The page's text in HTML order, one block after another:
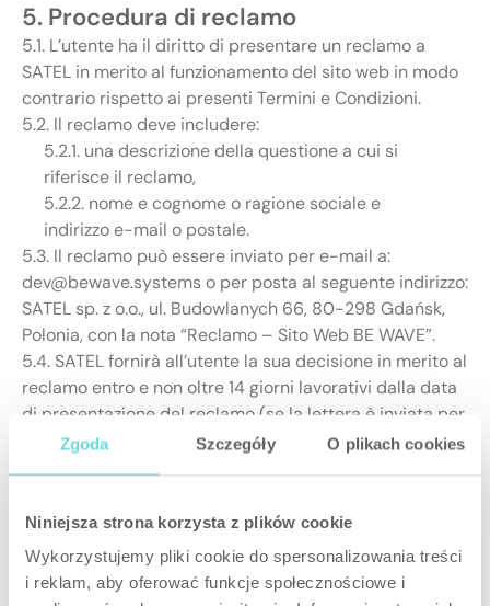
Zgoda Szczegóły O plikach cookies
Niniejsza strona korzysta z plików cookie
Wykorzystujemy pliki cookie do spersonalizowania treści
i reklam, aby oferować funkcje społecznościowe i
5. Procedura di reclamo
5.1. L’utente ha il diritto di presentare un reclamo a
SATEL in merito al funzionamento del sito web in modo
contrario rispetto ai presenti Termini e Condizioni.
5.2. Il reclamo deve includere:
5.2.1. una descrizione della questione a cui si
riferisce il reclamo,
5.2.2. nome e cognome o ragione sociale e
indirizzo e-mail o postale.
5.3. Il reclamo può essere inviato per e-mail a:
dev@bewave.systems o per posta al seguente indirizzo:
SATEL sp. z o.o., ul. Budowlanych 66, 80-298 Gdańsk,
Polonia, con la nota “Reclamo – Sito Web BE WAVE”.
5.4. SATEL fornirà all’utente la sua decisione in merito al
reclamo entro e non oltre 14 giorni lavorativi dalla data
di presentazione del reclamo (se la lettera è inviata per
posta, prevarrà la data di ricezione e registrazione della
specificato al punto 5.4 di non più di 14 giorni, se la
verifica del reclamo richiede azioni e disposizioni
insolite e speciali, o incontra ostacoli non imputabili a
SATEL (guasti alle apparecchiature, guasti alla rete